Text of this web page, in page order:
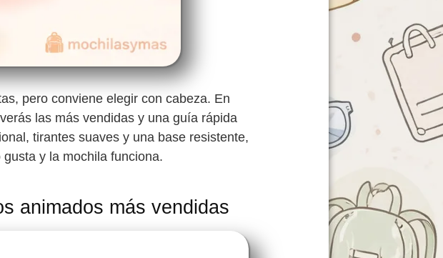
pero conviene elegir con cabeza. En
verás las más vendidas y una guía rápida
tirantes suaves y una base resistente,
y la mochila funciona.
animados más vendidas